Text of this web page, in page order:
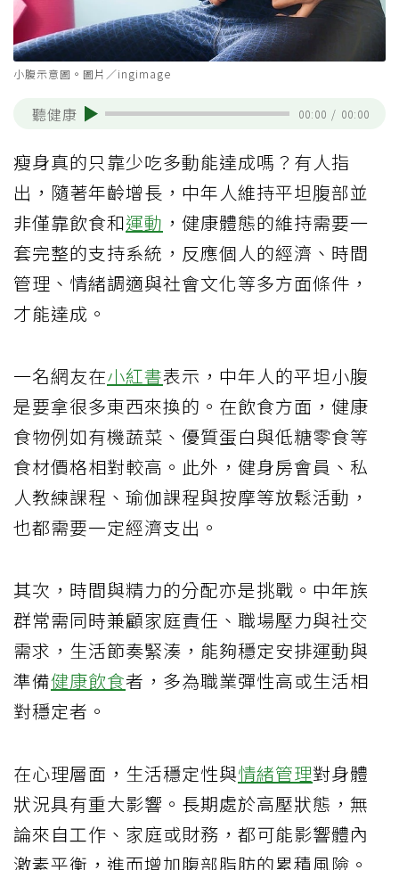
小腹示意圖。圖片／ingimage
聽健康 00:00 / 00:00
瘦身真的只靠少吃多動能達成嗎？有人指
出，隨著年齡增長，中年人維持平坦腹部並
非僅靠飲食和運動 ，健康體態的維持需要一
套完整的支持系統，反應個人的經濟、時間
管理、情緒調適與社會文化等多方面條件，
才能達成。
一名網友在小紅書表示，中年人的平坦小腹
是要拿很多東西來換的。在飲食方面，健康
食物例如有機蔬菜、優質蛋白與低糖零食等
食材價格相對較高。此外，健身房會員、私
人教練課程、瑜伽課程與按摩等放鬆活動，
也都需要一定經濟支出。
其次，時間與精力的分配亦是挑戰。中年族
群常需同時兼顧家庭責任、職場壓力與社交
需求，生活節奏緊湊，能夠穩定安排運動與
準備健康飲食者，多為職業彈性高或生活相
對穩定者。
在心理層面，生活穩定性與情緒管理對身體
狀況具有重大影響。長期處於高壓狀態，無
論來自工作、家庭或財務，都可能影響體內
激素平衡，進而增加腹部脂肪的累積風險。